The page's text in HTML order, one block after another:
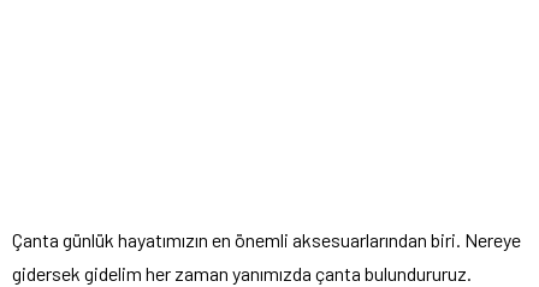
Çanta günlük hayatımızın en önemli aksesuarlarından biri. Nereye
gidersek gidelim her zaman yanımızda çanta bulundururuz.